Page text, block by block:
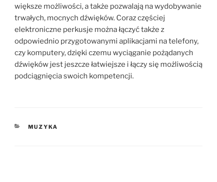
większe możliwości, a także pozwalają na wydobywanie
trwałych, mocnych dźwięków. Coraz częściej
elektroniczne perkusje można łączyć także z
odpowiednio przygotowanymi aplikacjami na telefony,
czy komputery, dzięki czemu wyciąganie pożądanych
dźwięków jest jeszcze łatwiejsze i łączy się możliwością
podciągnięcia swoich kompetencji.
KATEGORIE
MUZYKA